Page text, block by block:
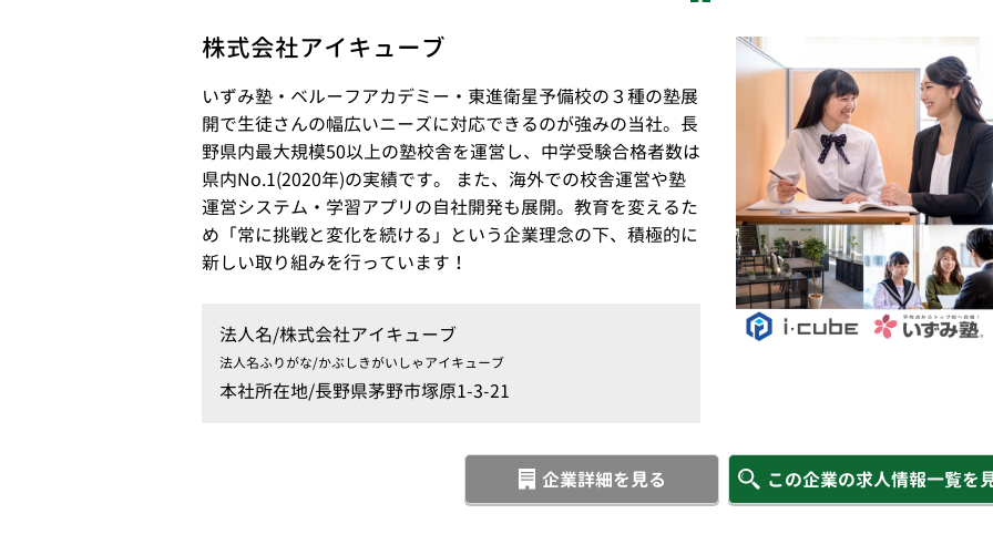
株式会社アイキューブ
いずみ塾・ベルーフアカデミー・東進衛星予備校の３種の塾展
開で生徒さんの幅広いニーズに対応できるのが強みの当社。長
野県内最大規模50以上の塾校舎を運営し、中学受験合格者数は
県内No.1(2020年)の実績です。 また、海外での校舎運営や塾
運営システム・学習アプリの自社開発も展開。教育を変えるた
め「常に挑戦と変化を続ける」という企業理念の下、積極的に
新しい取り組みを行っています！
法人名/株式会社アイキューブ
法人名ふりがな/かぶしきがいしゃアイキューブ
本社所在地/長野県茅野市塚原1-3-21
企業詳細を見る この企業の求人情報一覧を